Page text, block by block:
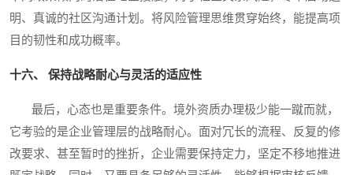
明、真诚的社区沟通计划。将风险管理思维贯穿始终，能提高项
目的韧性和成功概率。
十六、 保持战略耐心与灵活的适应性
最后，心态也是重要条件。境外资质办理极少能一蹴而就，
它考验的是企业管理层的战略耐心。面对冗长的流程、反复的修
改要求、甚至暂时的挫折，企业需要保持定力，坚定不移地推进